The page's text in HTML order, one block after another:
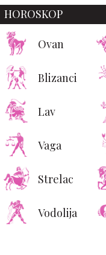
Evo zašto su debeli
muškarci bolji u krevetu
HOROSKOP
Ovan
Blizanci
Lav
Vaga
Strelac
Vodolija